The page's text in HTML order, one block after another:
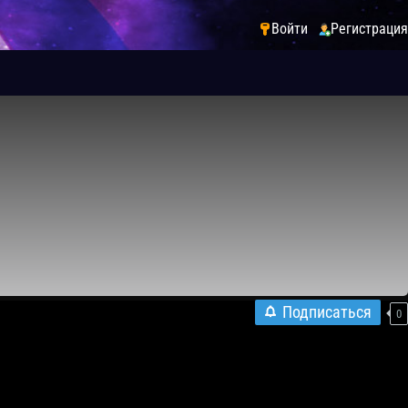
Войти Регистрация
Подписаться 0